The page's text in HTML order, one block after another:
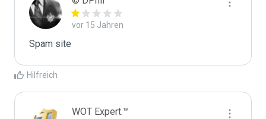
vor 15 Jahren
Spam site
Hilfreich
WOT Expert.™